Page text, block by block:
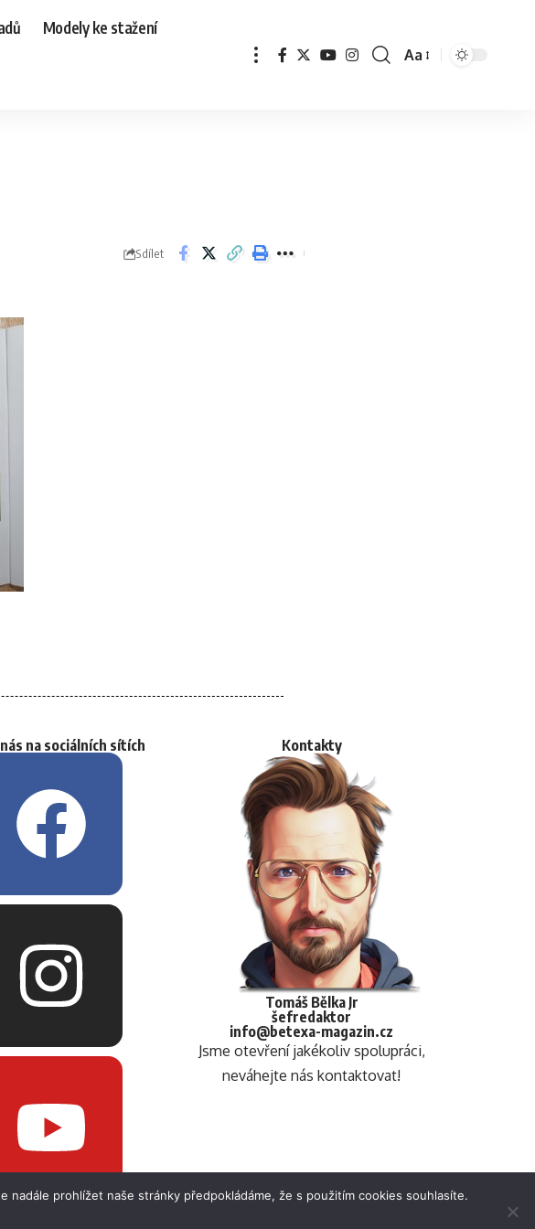
Modely ke stažení
Aa
Sdílet
na sociálních sítích Kontakty
Tomáš Bělka Jr
šefredaktor
info@betexa-magazin.cz
Jsme otevření jakékoliv spolupráci,
neváhejte nás kontaktovat!
prohlížet naše stránky předpokládáme, že s použitím cookies souhlasíte.